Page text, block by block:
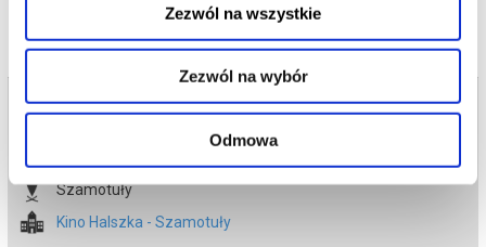
Zezwól na wszystkie
Zezwól na wybór
Odmowa
Bilety na termin:
26.06.2026 , g. 16:00 (piątek)
Szamotuły
Kino Halszka - Szamotuły